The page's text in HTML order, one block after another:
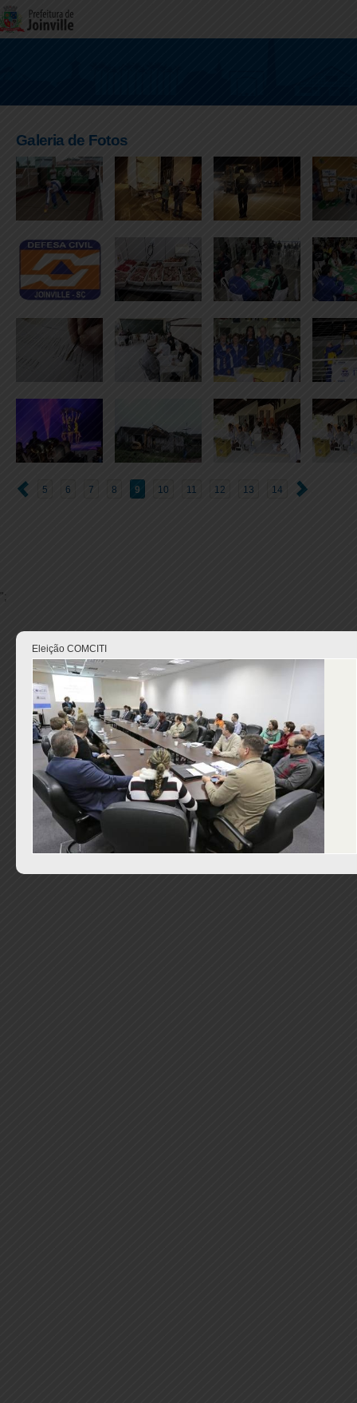
Galeria de Fotos
5 6 7 8 9 10 11 12 13 14
";
Eleição COMCITI